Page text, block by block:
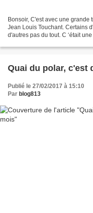
Bonsoir, C'est avec une
Jean Louis Touchant. Certains
d'autres pas du tout. C ‘était
Publié le 27/02/2017 à 15:10
Par blog813